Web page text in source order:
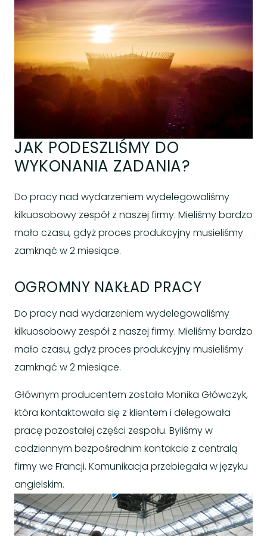
JAK PODESZLIŚMY DO
WYKONANIA ZADANIA?
Do pracy nad wydarzeniem wydelegowaliśmy
kilkuosobowy zespół z naszej firmy. Mieliśmy bardzo
mało czasu, gdyż proces produkcyjny musieliśmy
zamknąć w 2 miesiące.
OGROMNY NAKŁAD PRACY
Do pracy nad wydarzeniem wydelegowaliśmy
kilkuosobowy zespół z naszej firmy. Mieliśmy bardzo
mało czasu, gdyż proces produkcyjny musieliśmy
zamknąć w 2 miesiące.
Głównym producentem została Monika Główczyk,
która kontaktowała się z klientem i delegowała
pracę pozostałej części zespołu. Byliśmy w
codziennym bezpośrednim kontakcie z centralą
firmy we Francji. Komunikacja przebiegała w języku
angielskim.